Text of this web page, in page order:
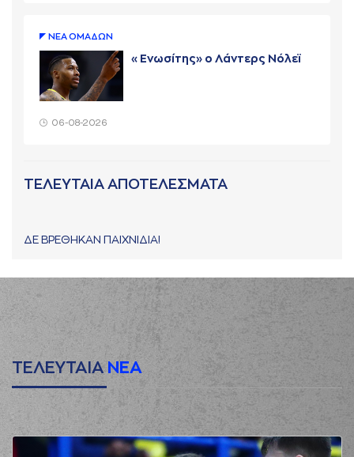
ΝΕA ΟΜAΔΩΝ
«Ενωσίτης» ο Λάντερς Νόλεϊ
06-08-2026
ΤΕΛΕΥΤΑΙΑ ΑΠΟΤΕΛΕΣΜΑΤΑ
ΔΕ ΒΡΕΘΗΚΑΝ ΠΑΙΧΝΙΔΙΑ!
ΤΕΛΕΥΤΑΙΑ ΝΕΑ